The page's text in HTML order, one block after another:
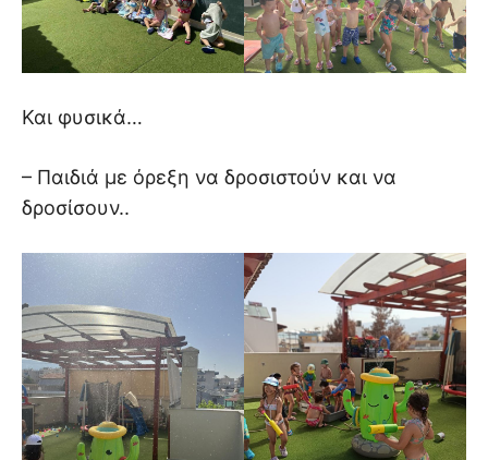
Και φυσικά…
– Παιδιά με όρεξη να δροσιστούν και να
δροσίσουν..